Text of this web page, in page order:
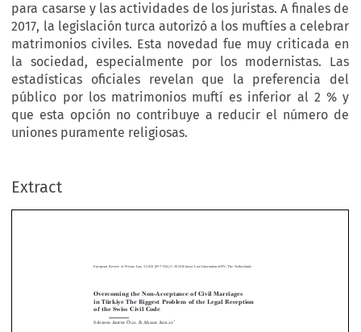
para casarse y las actividades de los juristas. A finales de
2017, la legislación turca autorizó a los muftíes a celebrar
matrimonios civiles. Esta novedad fue muy criticada en
la sociedad, especialmente por los modernistas. Las
estadísticas oficiales revelan que la preferencia del
público por los matrimonios muftí es inferior al 2 % y
que esta opción no contribuye a reducir el número de
uniones puramente religiosas.
Extract



     
 
Ö CAL & Ahmet ARSLAN
Founded on 29 October 1923, the Turkish Republic rejected Ottoman/
Islamic law and adopted Western European law in toto, one of the most radical legal
revolutions in history. The main law adopted was the Swiss Civil Code (ZGB). As a
natural consequence of the radicalism of the legal reception, some problems have arisen